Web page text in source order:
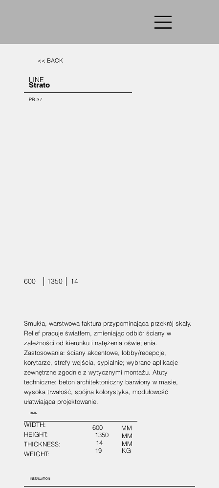
<< BACK
LINE
Strato
PB 37
600 1350 14
Smukła, warstwowa faktura przypominająca przekrój skały.
Relief pracuje światłem, zmieniając odbiór ściany w
zależności od kierunku i natężenia oświetlenia.
Zastosowania: ściany akcentowe, lobby/recepcje,
korytarze, strefy wejścia, sypialnie; wybrane aplikacje
zewnętrzne zgodnie z wytycznymi montażu. Atuty
techniczne: beton architektoniczny barwiony w masie,
wysoka trwałość, spójna kolorystyka, modułowość
ułatwiająca projektowanie.
DATA
WIDTH:
HEIGHT:
THICKNESS:
WEIGHT:
1350
600
14
19
MM
MM
MM
KG
INSTALLATION